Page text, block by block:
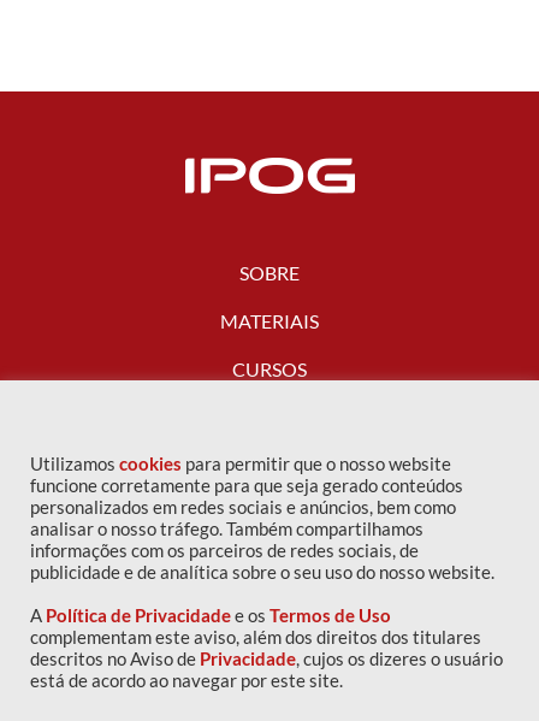
SOBRE
MATERIAIS
CURSOS
FALE CONOSCO
Copyright © 2016 IPOG - Todos os direitos reservados
Política de privacidade
Utilizamos cookies para permitir que o nosso website
funcione corretamente para que seja gerado conteúdos
personalizados em redes sociais e anúncios, bem como
analisar o nosso tráfego. Também compartilhamos
informações com os parceiros de redes sociais, de
publicidade e de analítica sobre o seu uso do nosso website.
A Política de Privacidadee os Termos de Uso
complementam este aviso, além dos direitos dos titulares
descritos no Aviso de Privacidade, cujos os dizeres o usuário
está de acordo ao navegar por este site.